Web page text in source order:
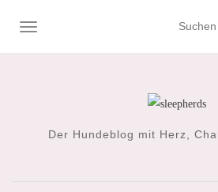
NAVIGATION UMSCHALTEN
Der Hundeblog mit Herz,